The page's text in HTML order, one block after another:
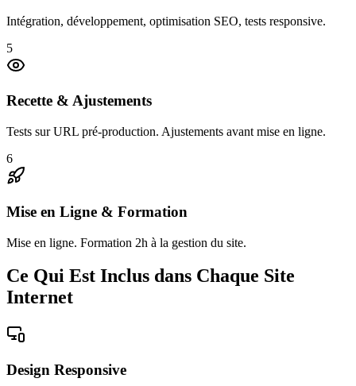
Intégration, développement, optimisation SEO, tests responsive.
5
Recette & Ajustements
Tests sur URL pré-production. Ajustements avant mise en ligne.
6
Mise en Ligne & Formation
Mise en ligne. Formation 2h à la gestion du site.
Ce Qui Est Inclus dans Chaque Site
Internet
Design Responsive